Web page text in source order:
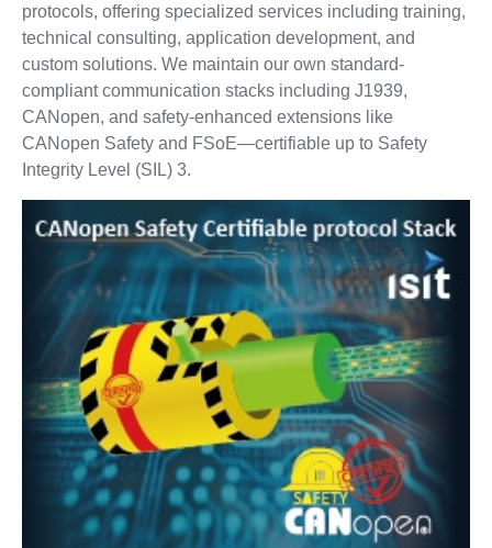
protocols, offering specialized services including training,
technical consulting, application development, and
custom solutions. We maintain our own standard-
compliant communication stacks including J1939,
CANopen, and safety-enhanced extensions like
CANopen Safety and FSoE—certifiable up to Safety
Integrity Level (SIL) 3.